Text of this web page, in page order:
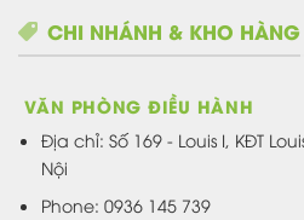
CHI NHÁNH & KHO HÀNG
VĂN PHÒNG ĐIỀU HÀNH
Địa chỉ: Số 169 - Louis I, KĐT
Nội
Phone: 0936 145 739